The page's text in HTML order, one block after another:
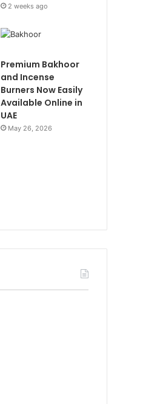
2 weeks ago
Premium Bakhoor
and Incense
Burners Now Easily
Available Online in
UAE
May 26, 2026